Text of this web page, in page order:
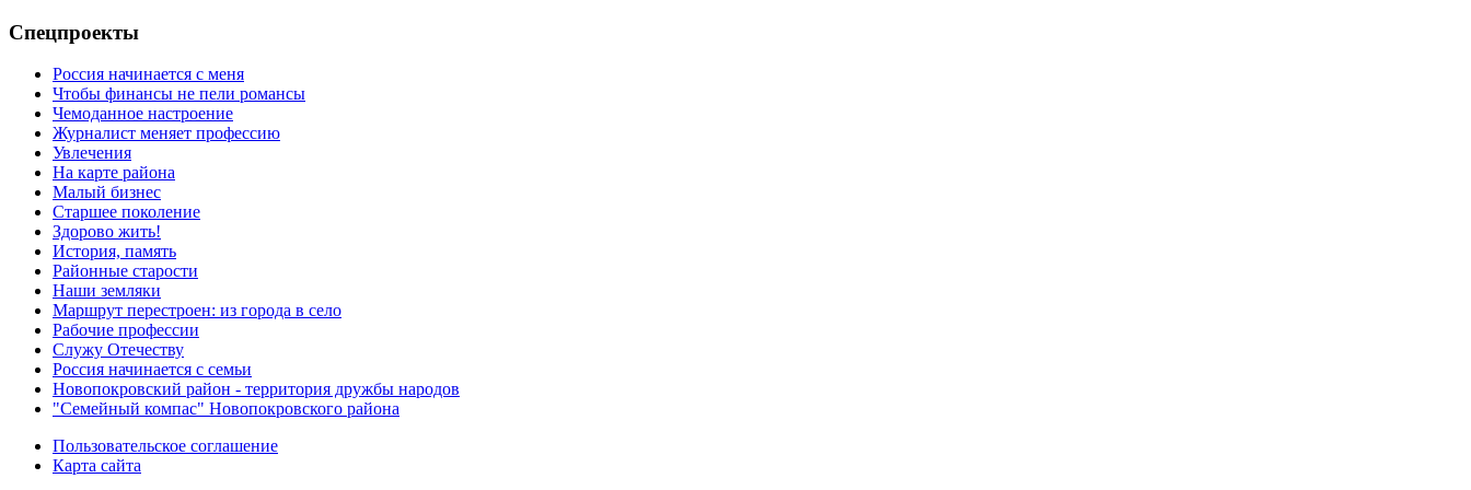
Спецпроекты
Россия начинается с меня
Чтобы финансы не пели романсы
Чемоданное настроение
Журналист меняет профессию
Увлечения
На карте района
Малый бизнес
Старшее поколение
Здорово жить!
История, память
Районные старости
Наши земляки
Маршрут перестроен: из города в село
Рабочие профессии
Служу Отечеству
Россия начинается с семьи
Новопокровский район - территория дружбы народов
"Семейный компас" Новопокровского района
Пользовательское соглашение
Карта сайта